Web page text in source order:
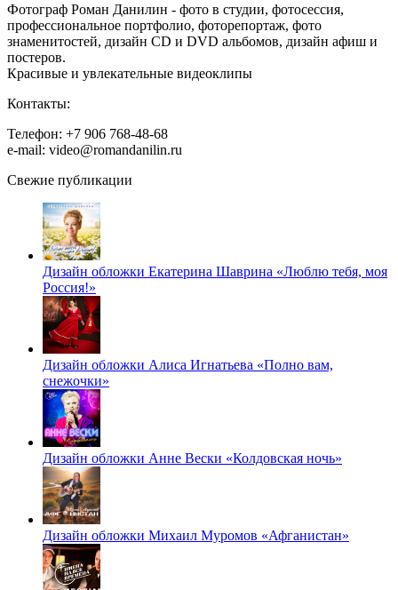
Фотограф Роман Данилин - фото в студии, фотосессия,
профессиональное портфолио, фоторепортаж, фото
знаменитостей, дизайн CD и DVD альбомов, дизайн афиш и
постеров.
Красивые и увлекательные видеоклипы
Контакты:
Телефон: +7 906 768-48-68
e-mail: video@romandanilin.ru
Свежие публикации
Дизайн обложки Екатерина Шаврина «Люблю тебя, моя
Россия!»
Дизайн обложки Алиса Игнатьева «Полно вам,
снежочки»
Дизайн обложки Анне Вески «Колдовская ночь»
Дизайн обложки Михаил Муромов «Афганистан»